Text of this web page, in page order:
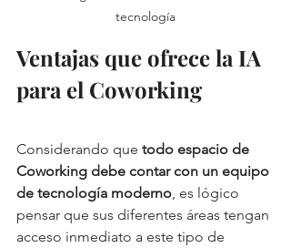
tecnología
Ventajas que ofrece la IA
para el Coworking
Considerando que todo espacio de
Coworking debe contar con un equipo
de tecnología moderno , es lógico
pensar que sus diferentes áreas tengan
acceso inmediato a este tipo de